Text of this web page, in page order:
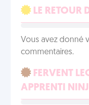
LE RETOUR
Vous avez donné
commentaires.
FERVENT
APPRENTI